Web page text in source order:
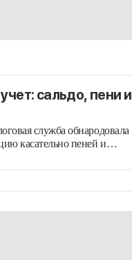
сальдо, пени и
служба обнародовала
касательно пеней и